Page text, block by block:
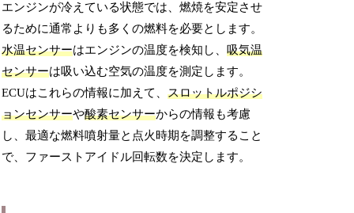
エンジンが冷えている状態では、燃焼を安定させ
るために通常よりも多くの燃料を必要とします。
水温センサーはエンジンの温度を検知し、吸気温
センサーは吸い込む空気の温度を測定します。
ECUはこれらの情報に加えて、スロットルポジシ
ョンセンサーや酸素センサーからの情報も考慮
し、最適な燃料噴射量と点火時期を調整すること
で、ファーストアイドル回転数を決定します。